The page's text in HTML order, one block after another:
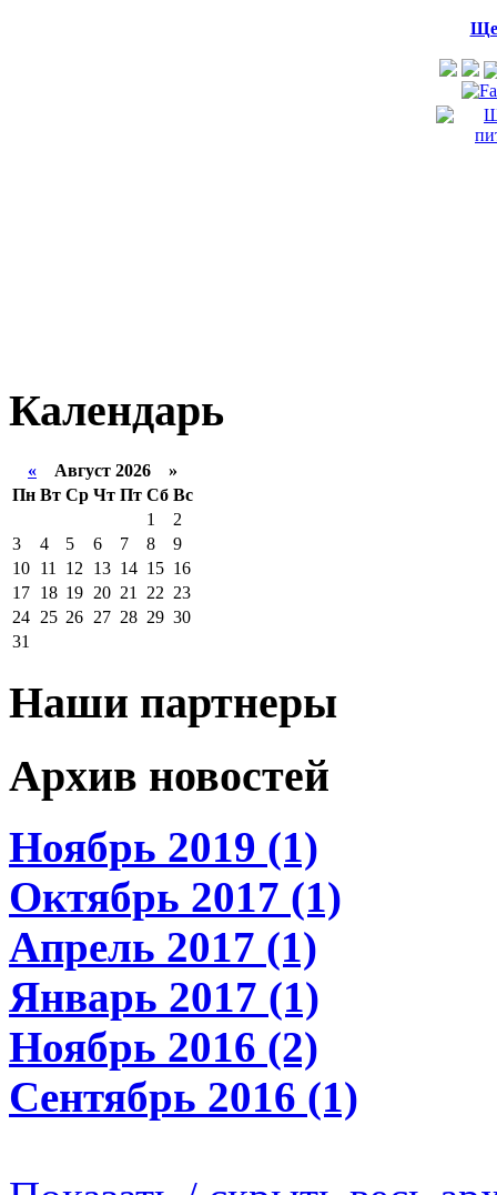
Календарь
« Август 2026 »
Пн Вт Ср Чт Пт Сб Вс
1
2
3
4 5 6 7 8
9
10 11 12 13 14 15 16
17 18 19 20 21 22 23
24 25 26 27 28 29 30
31
Наши партнеры
Архив новостей
Ноябрь 2019 (1)
Октябрь 2017 (1)
Апрель 2017 (1)
Январь 2017 (1)
Ноябрь 2016 (2)
Сентябрь 2016 (1)